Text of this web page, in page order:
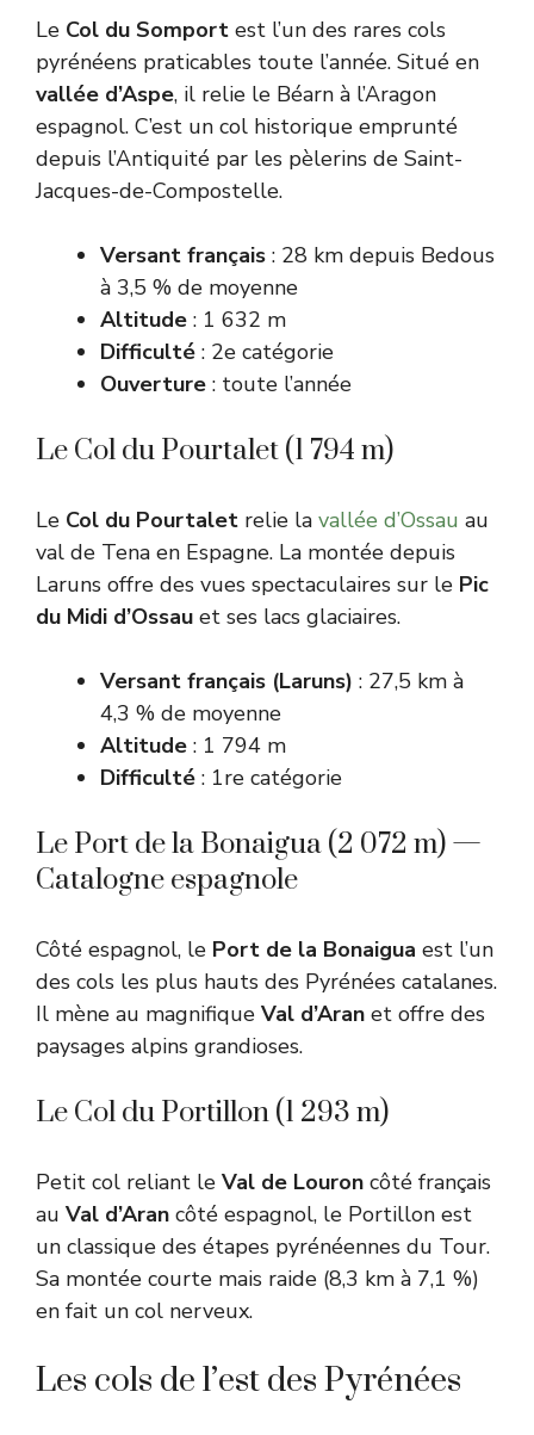
Le Col du Somport est l’un des rares cols
pyrénéens praticables toute l’année. Situé en
vallée d’Aspe, il relie le Béarn à l’Aragon
espagnol. C’est un col historique emprunté
depuis l’Antiquité par les pèlerins de Saint-
Jacques-de-Compostelle.
Versant français : 28 km depuis Bedous
à 3,5 % de moyenne
Altitude : 1 632 m
Difficulté : 2e catégorie
Ouverture : toute l’année
Le Col du Pourtalet (1 794 m)
Le Col du Pourtalet relie la vallée d’Ossau au
val de Tena en Espagne. La montée depuis
Laruns offre des vues spectaculaires sur le Pic
du Midi d’Ossau et ses lacs glaciaires.
Versant français (Laruns) : 27,5 km à
4,3 % de moyenne
Altitude : 1 794 m
Difficulté : 1re catégorie
Le Port de la Bonaigua (2 072 m) —
Catalogne espagnole
Côté espagnol, le Port de la Bonaigua est l’un
des cols les plus hauts des Pyrénées catalanes.
Il mène au magnifique Val d’Aran et offre des
paysages alpins grandioses.
Le Col du Portillon (1 293 m)
Petit col reliant le Val de Louron côté français
au Val d’Aran côté espagnol, le Portillon est
un classique des étapes pyrénéennes du Tour.
Sa montée courte mais raide (8,3 km à 7,1 %)
en fait un col nerveux.
Les cols de l’est des Pyrénées